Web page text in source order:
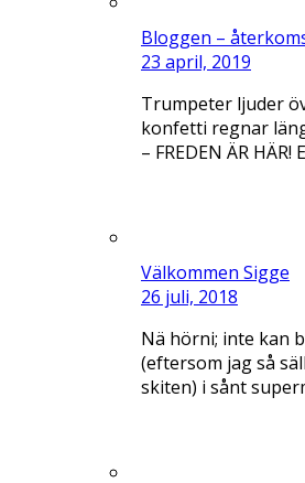
Bloggen –
23 april, 2019
Trumpeter ljuder
konfetti regnar
– FREDEN ÄR HÄR!
Välkommen Sigge
26 juli, 2018
Nä hörni; inte kan
(eftersom jag så
skiten) i sånt